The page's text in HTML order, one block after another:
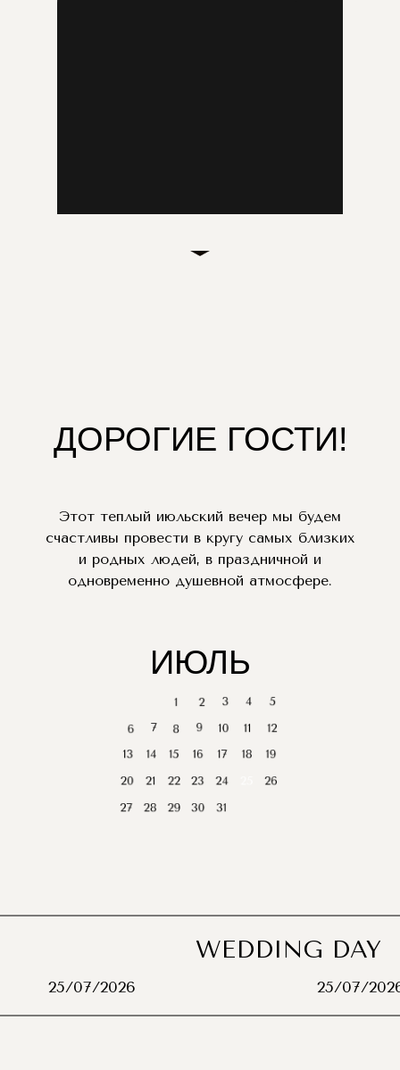
ДОРОГИЕ ГОСТИ!
ИЮЛЬ
Этот теплый июльский вечер мы будем
счастливы провести в кругу самых близких
и родных людей, в праздничной и
одновременно душевной атмосфере.
WEDDING DAY
25/07/2026 25/07/